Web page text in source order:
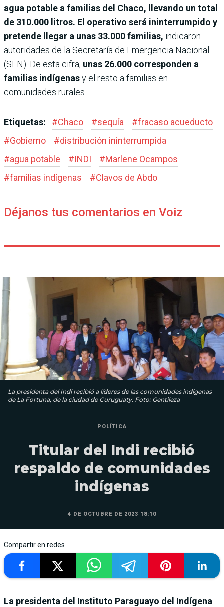
agua potable a familias del Chaco, llevando un total
de 310.000 litros. El operativo será ininterrumpido y
pretende llegar a unas 33.000 familias, indicaron
autoridades de la Secretaría de Emergencia Nacional
(SEN). De esta cifra, unas 26.000 corresponden a
familias indígenasy el resto a familias en
comunidades rurales.
Etiquetas: #Chaco #sequía #fracaso acueducto
#Gobierno #distribución ininterrumpida
#agua potable #INDI #Marlene Ocampos
#familias indígenas #Clavos de Abdo
Déjanos tus comentarios en Voiz
La presidenta del Indi recibió a líderes de las comunidades indígenas
de La Fortuna, de la ciudad de Curuguaty. Foto: Gentileza
POLÍTICA
Titular del Indi recibió
respaldo de comunidades
indígenas
4 DE OCTUBRE DE 2023 18:10
Compartir en redes
La presidenta del Instituto Paraguayo del Indígena